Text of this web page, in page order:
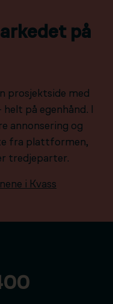
på
prosjektside med
på egenhånd. I
annonsering og
fra plattformen,
tredjeparter.
i Kvass